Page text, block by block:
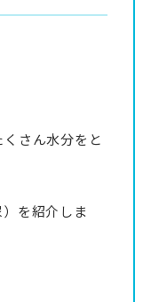
さん水分をと
を紹介しま